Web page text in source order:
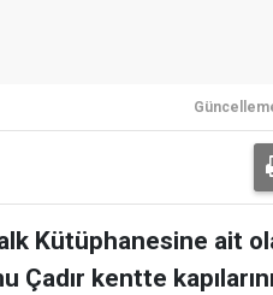
Kütüphanesine ait
Çadır kentte